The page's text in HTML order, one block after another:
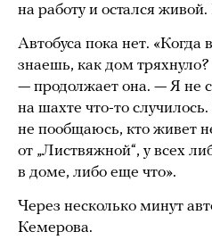
на работу и остался живой.
Автобуса пока нет. «Когда
знаешь, как дом
— продолжает она. — Я не
на шахте что-то
не пообщаюсь, кто живет
от „Листвяжной“, у всех
в доме, либо еще что».
Через несколько минут
Кемерова.